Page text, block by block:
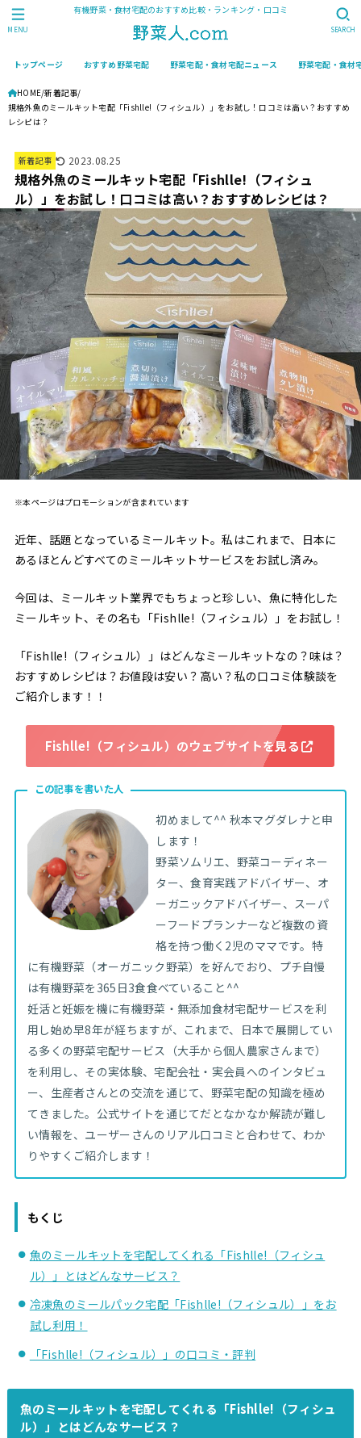
有機野菜・食材宅配のおすすめ比較・ランキング・口コミ
トップページ おすすめ野菜宅配 野菜宅配・食材宅配ニュース 野菜宅配・食材
SEARCH
MENU
HOME 新着記事
規格外魚のミールキット宅配「Fishlle!（フィシュル）」をお試し！口コミは高い？おすすめ
レシピは？
新着記事 2023.08.25
規格外魚のミールキット宅配「Fishlle!（フィシュ
ル）」をお試し！口コミは高い？おすすめレシピは？
※本ページはプロモーションが含まれています
近年、話題となっているミールキット。私はこれまで、日本に
あるほとんどすべてのミールキットサービスをお試し済み。
今回は、ミールキット業界でもちょっと珍しい、魚に特化した
ミールキット、その名も「Fishlle!（フィシュル）」をお試し！
「Fishlle!（フィシュル）」はどんなミールキットなの？味は？
おすすめレシピは？お値段は安い？高い？私の口コミ体験談を
ご紹介します！！
Fishlle!（フィシュル）のウェブサイトを見る
この記事を書いた人
初めまして^^ 秋本マグダレナと申
します！
野菜ソムリエ、野菜コーディネー
ター、食育実践アドバイザー、オ
ーガニックアドバイザー、スーパ
ーフードプランナーなど複数の資
格を持つ働く2児のママです。特
に有機野菜（オーガニック野菜）を好んでおり、プチ自慢
は有機野菜を365日3食食べていること^^
妊活と妊娠を機に有機野菜・無添加食材宅配サービスを利
用し始め早8年が経ちますが、これまで、日本で展開してい
る多くの野菜宅配サービス（大手から個人農家さんまで）
を利用し、その実体験、宅配会社・実会員へのインタビュ
ー、生産者さんとの交流を通じて、野菜宅配の知識を極め
てきました。公式サイトを通じてだとなかなか解読が難し
い情報を、ユーザーさんのリアル口コミと合わせて、わか
りやすくご紹介します！
もくじ
魚のミールキットを宅配してくれる「Fishlle!（フィシュ
ル）」とはどんなサービス？
冷凍魚のミールパック宅配「Fishlle!（フィシュル）」をお
試し利用！
「Fishlle!（フィシュル）」の口コミ・評判
魚のミールキットを宅配してくれる「Fishlle!（フィシュ
ル）」とはどんなサービス？